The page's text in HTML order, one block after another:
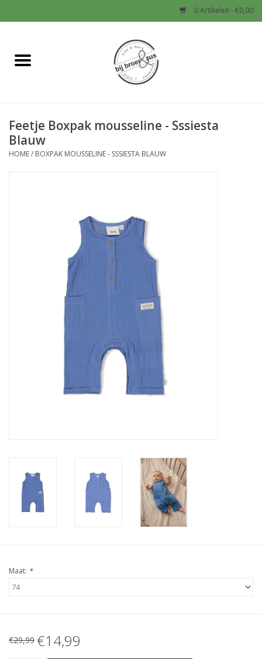
0 Artikelen - €0,00
Home
Baby
Jongens
Schoenen en Tassen
Feetje Boxpak mousseline - Sssiesta
Blauw
HOME/ BOXPAK MOUSSELINE - SSSIESTA BLAUW
Maat: *
€29,99 €14,99